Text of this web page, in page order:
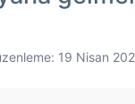
19 Nisan